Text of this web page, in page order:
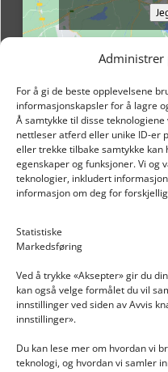
Administrer
For å gi de beste opplevelsene
informasjonskapsler for å lagre
Å samtykke til disse
nettleser atferd eller unike ID-er
eller trekke tilbake samtykke kan
egenskaper og funksjoner. Vi
teknologier, inkludert
informasjon om deg for
Statistiske
Markedsføring
Ved å trykke «Aksepter» gir du
kan også velge formålet du vil
innstillinger ved siden av Avvis
innstillinger».
Du kan lese mer om hvordan vi
teknologi, og hvordan vi samler